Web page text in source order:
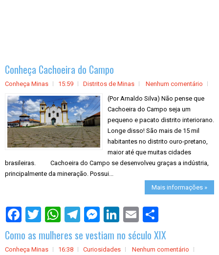
Conheça Cachoeira do Campo
Conheça Minas 15:59 Distritos de Minas
Nenhum comentário
(Por Arnaldo Silva) Não pense que
Cachoeira do Campo seja um
pequeno e pacato distrito interiorano.
Longe disso! São mais de 15 mil
habitantes no distrito ouro-pretano,
maior até que muitas cidades
brasileiras. Cachoeira do Campo se desenvolveu graças a indústria,
principalmente da mineração. Possui...
Mais informações »
e
Como as mulheres se vestiam no século XIX
Conheça Minas 16:38 Curiosidades
Nenhum comentário